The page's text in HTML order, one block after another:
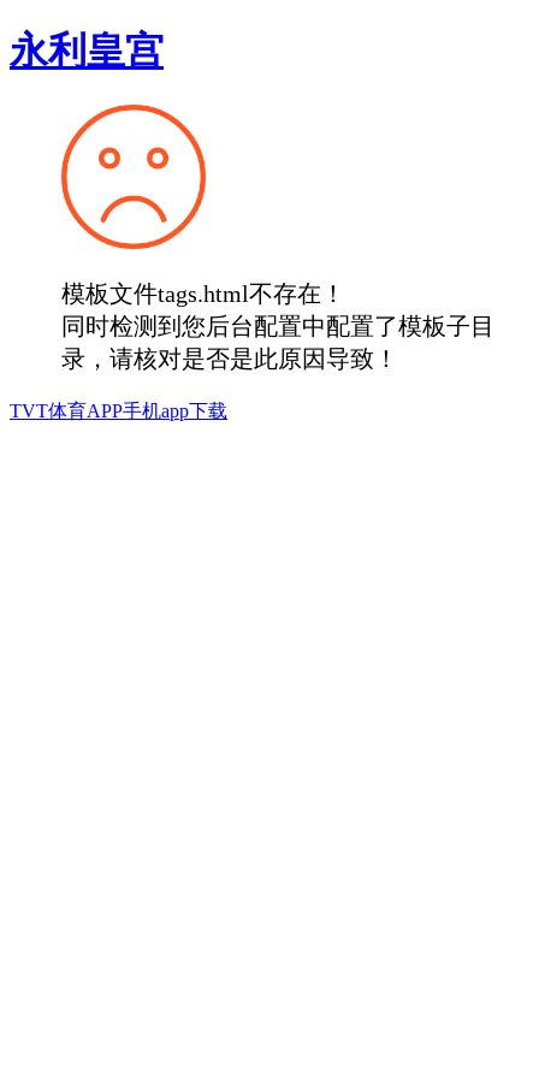
永利皇宫
模板文件tags.html不存在！
同时检测到您后台配置中配置了模板子目
录，请核对是否是此原因导致！
TVT体育APP手机app下载